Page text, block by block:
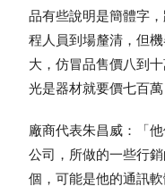
品有些說明是簡體字
程人員到場釐清，但
大，仿冒品售價八到
光是器材就要價七百萬
廠商代表朱昌威：「
公司，所做的一些行
個，可能是他的通訊